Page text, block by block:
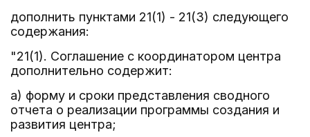
дополнить пунктами 21(1) - 21(3) следующего
содержания:
"21(1). Соглашение с координатором центра
дополнительно содержит:
а) форму и сроки представления сводного
отчета о реализации программы создания и
развития центра;